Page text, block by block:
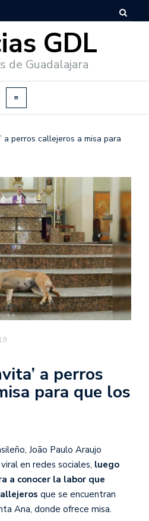
GDL
de Guadalajara
a perros callejeros a misa para
a perros
para que los
João Paulo Araujo
en redes sociales, luego
a conocer la labor que
que se encuentran
Ana, donde ofrece misa.